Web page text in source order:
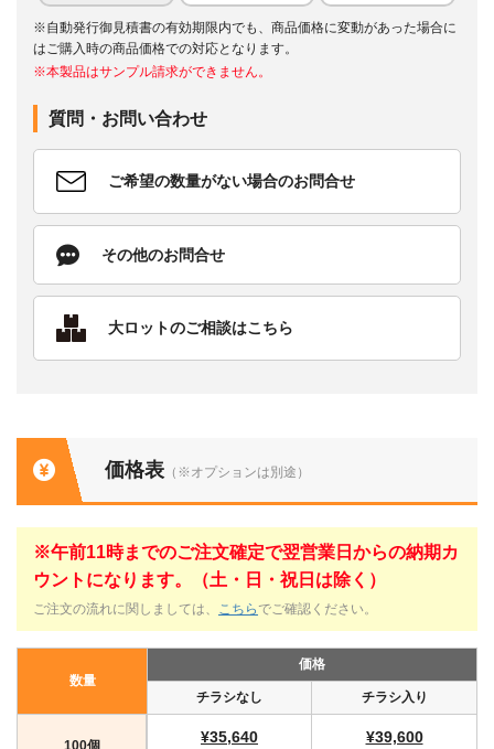
※自動発行御見積書の有効期限内でも、商品価格に変動があった場合に
はご購入時の商品価格での対応となります。
※本製品はサンプル請求ができません。
質問・お問い合わせ
ご希望の数量がない場合のお問合せ
その他のお問合せ
大ロットのご相談はこちら
価格表 （※オプションは別途）
※午前11時までのご注文確定で翌営業日からの納期カ
ウントになります。（土・日・祝日は除く）
ご注文の流れに関しましては、 こちら でご確認ください。
数量
価格
チラシなし チラシ入り
100個 ¥35,640 ¥39,600